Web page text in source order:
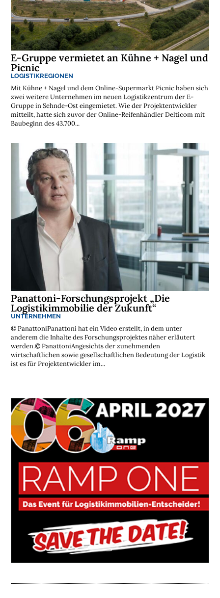
E-Gruppe vermietet an Kühne + Nagel und
Picnic
LOGISTIKREGIONEN
Mit Kühne + Nagel und dem Online-Supermarkt Picnic haben sich
zwei weitere Unternehmen im neuen Logistikzentrum der E-
Gruppe in Sehnde-Ost eingemietet. Wie der Projektentwickler
mitteilt, hatte sich zuvor der Online-Reifenhändler Delticom mit
Baubeginn des 43.700...
Panattoni-Forschungsprojekt „Die
Logistikimmobilie der Zukunft“
UNTERNEHMEN
© PanattoniPanattoni hat ein Video erstellt, in dem unter
anderem die Inhalte des Forschungsprojektes näher erläutert
werden.© PanattoniAngesichts der zunehmenden
wirtschaftlichen sowie gesellschaftlichen Bedeutung der Logistik
ist es für Projektentwickler im...